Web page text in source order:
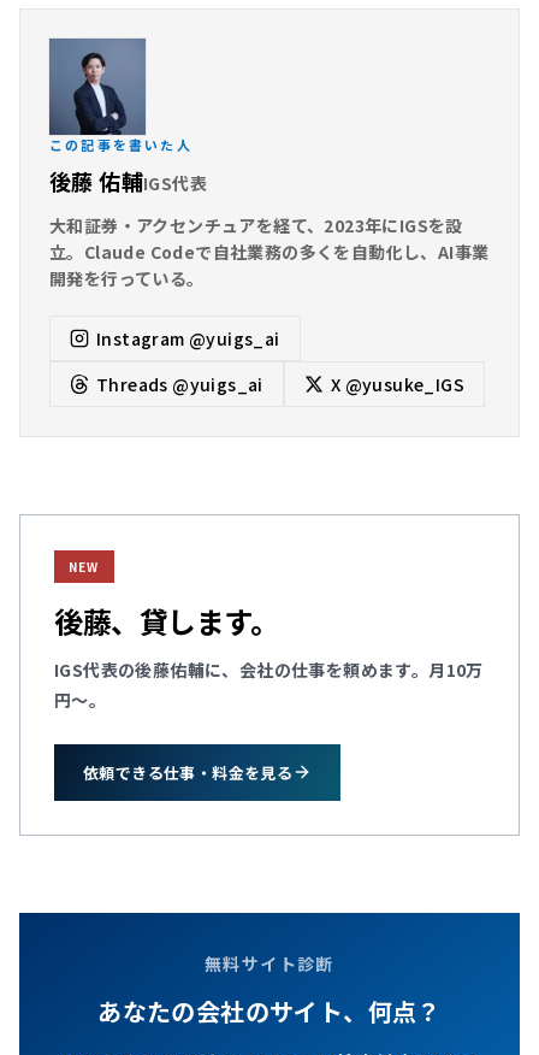
この記事を書いた人
後藤 佑輔IGS代表
大和証券・アクセンチュアを経て、2023年にIGSを設
立。Claude Codeで自社業務の多くを自動化し、AI事業
開発を行っている。
Instagram @yuigs_ai
Threads @yuigs_ai X @yusuke_IGS
NEW
後藤、貸します。
IGS代表の後藤佑輔に、会社の仕事を頼めます。月10万
円～。
依頼できる仕事・料金を見る
無料サイト診断
あなたの会社のサイト、何点？